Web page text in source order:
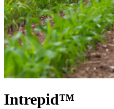
Intrepid™